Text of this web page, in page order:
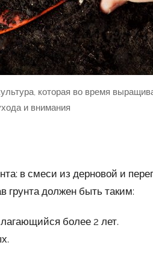
которая во время
и внимания
в смеси из дерновой и
грунта должен быть таким:
более 2 лет.